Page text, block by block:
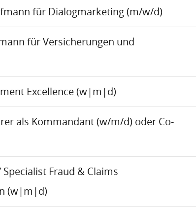
für Dialogmarketing (m/w/d)
für Versicherungen und
Excellence (w|m|d)
als Kommandant (w/m/d) oder Co-
Fraud & Claims
(w|m|d)